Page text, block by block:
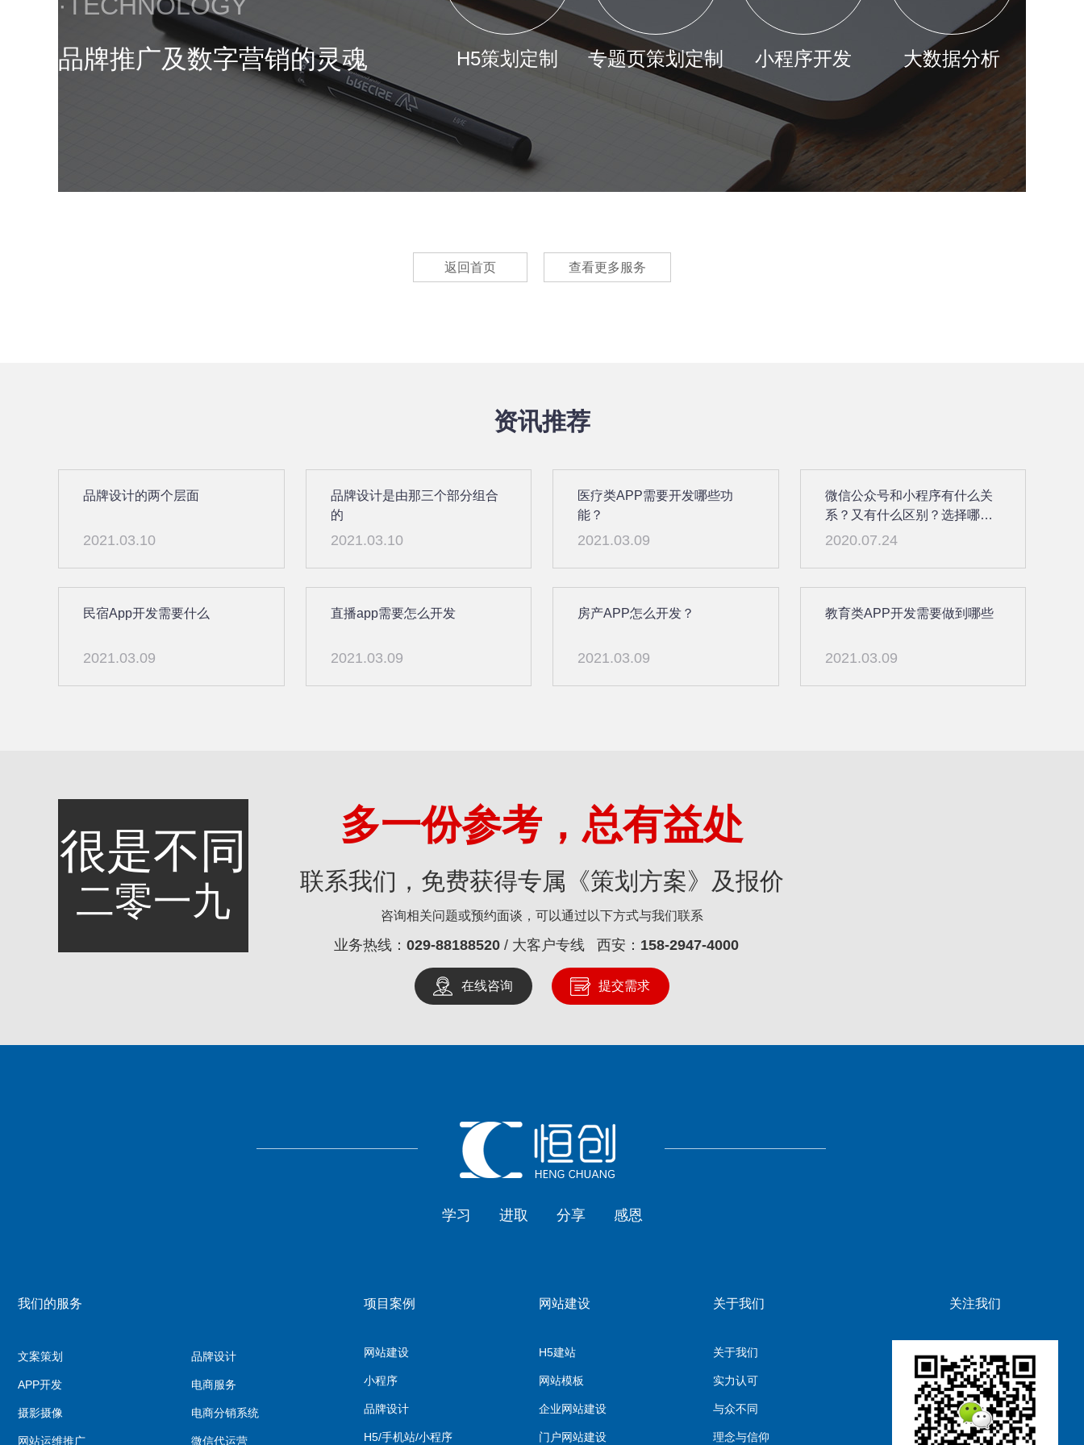
品牌推广及数字营销的灵魂
H5策划定制 专题页策划定制 小程序开发 大数据分析
返回首页 查看更多服务
资讯推荐
品牌设计的两个层面
2021.03.10
品牌设计是由那三个部分组合
的
2021.03.10
医疗类APP需要开发哪些功
能？
2021.03.09
微信公众号和小程序有什么关
系？又有什么区别？选择哪个
好？
2020.07.24
民宿App开发需要什么
2021.03.09
直播app需要怎么开发
2021.03.09
房产APP怎么开发？
2021.03.09
教育类APP开发需要做到哪些
2021.03.09
很是不同
二零一九
多一份参考，总有益处
联系我们，免费获得专属《策划方案》及报价
咨询相关问题或预约面谈，可以通过以下方式与我们联系
业务热线： 029-88188520/ 大客户专线 西安： 158-2947-4000
在线咨询 提交需求
学习 进取 分享 感恩
我们的服务
文案策划 品牌设计
APP开发 电商服务
摄影摄像 电商分销系统
网站运维推广 微信代运营
项目案例
网站建设
小程序
品牌设计
H5/手机站/小程序
网站建设
H5建站
网站模板
企业网站建设
门户网站建设
关于我们
关于我们
实力认可
与众不同
理念与信仰
关注我们